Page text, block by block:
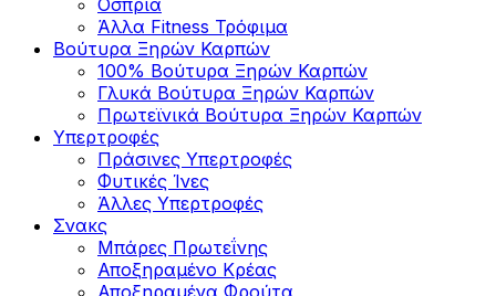
Άλλα Fitness Τρόφιμα
Βούτυρα Ξηρών Καρπών
100% Βούτυρα Ξηρών Καρπών
Γλυκά Βούτυρα Ξηρών Καρπών
Πρωτεϊνικά Βούτυρα Ξηρών Καρπών
Υπερτροφές
Πράσινες Υπερτροφές
Φυτικές Ίνες
Άλλες Υπερτροφές
Σνακς
Μπάρες Πρωτεΐνης
Αποξηραμένο Κρέας
Αποξηραμένα Φρούτα